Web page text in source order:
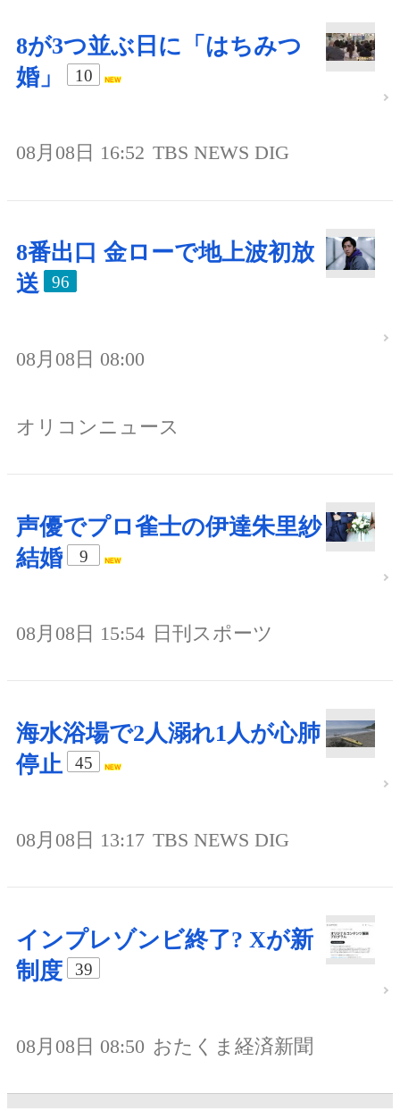
8が3つ並ぶ日に「はちみつ
婚」
10
08月08日 16:52 TBS NEWS DIG
8番出口 金ローで地上波初放
送
96
08月08日 08:00
オリコンニュース
声優でプロ雀士の伊達朱里紗
結婚
9
08月08日 15:54 日刊スポーツ
海水浴場で2人溺れ1人が心肺
停止
45
08月08日 13:17 TBS NEWS DIG
インプレゾンビ終了? Xが新
制度
39
08月08日 08:50 おたくま経済新聞